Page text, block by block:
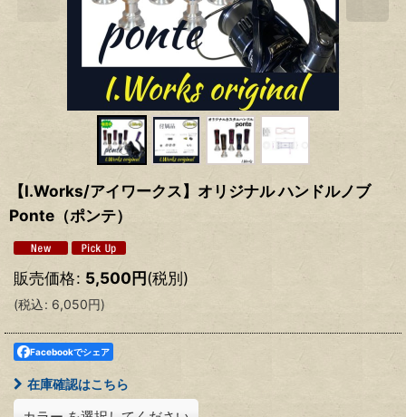
【I.Works/アイワークス】オリジナル ハンドルノブ
Ponte（ポンテ）
販売価格: 5,500円(税別)
(税込: 6,050円)
Facebookでシェア
在庫確認はこちら